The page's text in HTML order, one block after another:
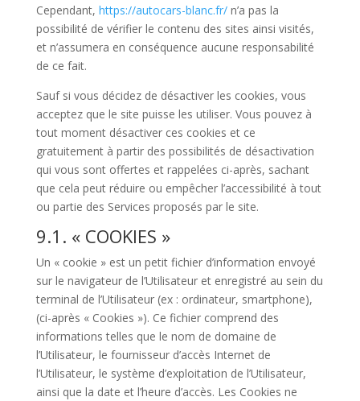
Cependant, https://autocars-blanc.fr/n’a pas la
possibilité de vérifier le contenu des sites ainsi visités,
et n’assumera en conséquence aucune responsabilité
de ce fait.
Sauf si vous décidez de désactiver les cookies, vous
acceptez que le site puisse les utiliser. Vous pouvez à
tout moment désactiver ces cookies et ce
gratuitement à partir des possibilités de désactivation
qui vous sont offertes et rappelées ci-après, sachant
que cela peut réduire ou empêcher l’accessibilité à tout
ou partie des Services proposés par le site.
9.1. « COOKIES »
Un « cookie » est un petit fichier d’information envoyé
sur le navigateur de l’Utilisateur et enregistré au sein du
terminal de l’Utilisateur (ex : ordinateur, smartphone),
(ci-après « Cookies »). Ce fichier comprend des
informations telles que le nom de domaine de
l’Utilisateur, le fournisseur d’accès Internet de
l’Utilisateur, le système d’exploitation de l’Utilisateur,
ainsi que la date et l’heure d’accès. Les Cookies ne